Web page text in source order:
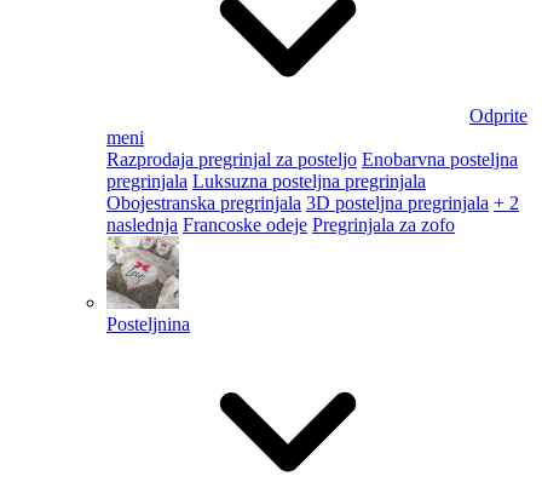
Odprite
meni
Razprodaja pregrinjal za posteljo Enobarvna posteljna
pregrinjala Luksuzna posteljna pregrinjala
Obojestranska pregrinjala 3D posteljna pregrinjala + 2
naslednja Francoske odeje Pregrinjala za zofo
Posteljnina